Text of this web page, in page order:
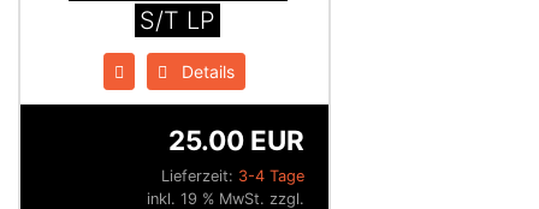
S/T LP
Details
Lieferzeit: 3-4 Tage
25.00 EUR
inkl. 19 % MwSt. zzgl.